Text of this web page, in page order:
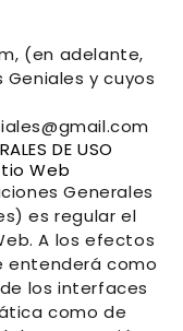
, (en adelante,
Genialesy cuyos
DE USO
Web
Generales
es regular el
A los efectos
entenderá como
los interfaces
como de